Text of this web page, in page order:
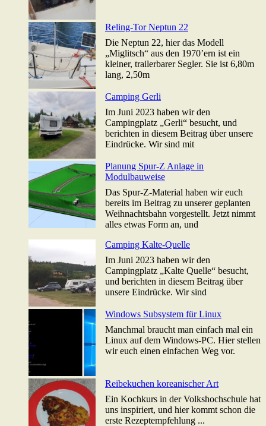
Reling-Tor Neptun 22
Die Neptun 22, hier das Modell
„Miglitsch“ aus den 1970’ern ist ein
kleiner, trailerbarer Segler. Sie ist 6,80m
lang, 2,50m
Camping Gerli
Im Juni 2023 haben wir den
Campingplatz „Gerli“ besucht, und
berichten in diesem Beitrag über unsere
Eindrücke. Wir sind mit
Planung Spur-Z Anlage in
Modulbauweise
Das Spur-Z-Material haben wir euch
bereits im Beitrag zu unserer geplanten
Weihnachtsbahn vorgestellt. Jetzt nimmt
alles etwas Form an, und
Camping Kalte-Quelle
Im Juni 2023 haben wir den
Campingplatz „Kalte Quelle“ besucht,
und berichten in diesem Beitrag über
unsere Eindrücke. Wir sind
Windows Subsystem für Linux
Manchmal braucht man einfach mal ein
Linux auf dem Windows-PC. Hier stellen
wir euch einen einfachen Weg vor.
Reibekuchen koreanischer Art
Ein Kochkurs in der Volkshochschule hat
uns inspiriert, und hier kommt schon die
erste Rezeptempfehlung ...